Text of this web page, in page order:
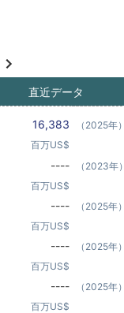
直近データ
16,383
百万US$
（2025年
----
百万US$
（2023年
----
百万US$
（2025年
----
百万US$
（2025年
----
百万US$
（2025年